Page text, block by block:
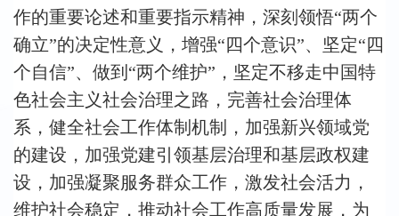
作的重要论述和重要指示精神，深刻领悟“两个
确立”的决定性意义，增强“四个意识”、坚定“四
个自信”、做到“两个维护”，坚定不移走中国特
色社会主义社会治理之路，完善社会治理体
系，健全社会工作体制机制，加强新兴领域党
的建设，加强党建引领基层治理和基层政权建
设，加强凝聚服务群众工作，激发社会活力，
维护社会稳定，推动社会工作高质量发展，为